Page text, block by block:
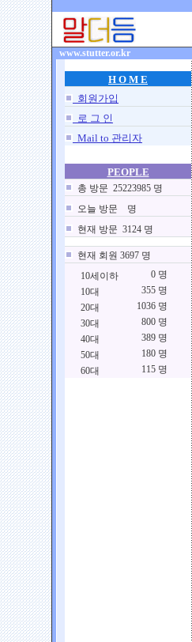
www.stutter.or.kr
H O M E
회원가입
로 그 인
Mail to 관리자
PEOPLE
총 방문 25223985 명
오늘 방문 명
현재 방문 3124 명
현재 회원 3697 명
10세이하
0 명
10대
355 명
20대
1036 명
30대
800 명
40대
389 명
50대
180 명
60대
115 명